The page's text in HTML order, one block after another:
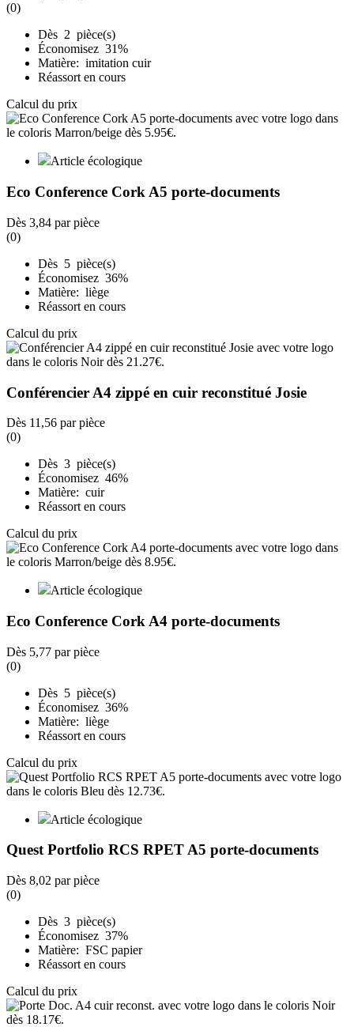
(0)
Dès 2 pièce(s)
Économisez 31%
Matière: imitation cuir
Réassort en cours
Calcul du prix
Article écologique
Eco Conference Cork A5 porte-documents
Dès 3,84 par pièce
(0)
Dès 5 pièce(s)
Économisez 36%
Matière: liège
Réassort en cours
Calcul du prix
Conférencier A4 zippé en cuir reconstitué Josie
Dès 11,56 par pièce
(0)
Dès 3 pièce(s)
Économisez 46%
Matière: cuir
Réassort en cours
Calcul du prix
Article écologique
Eco Conference Cork A4 porte-documents
Dès 5,77 par pièce
(0)
Dès 5 pièce(s)
Économisez 36%
Matière: liège
Réassort en cours
Calcul du prix
Article écologique
Quest Portfolio RCS RPET A5 porte-documents
Dès 8,02 par pièce
(0)
Dès 3 pièce(s)
Économisez 37%
Matière: FSC papier
Réassort en cours
Calcul du prix